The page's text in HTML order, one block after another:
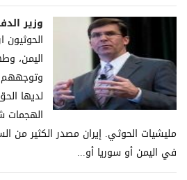
وزير
اليمن،
وتوجههم.
لديها
الهجمات
مليشيات الحوثي. إيران مصدر الكثير من
في اليمن أو سوريا أو...